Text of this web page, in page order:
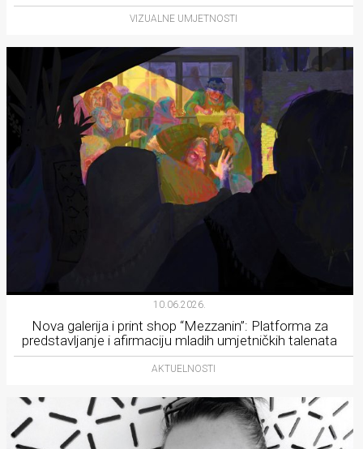
VIZUALNE UMJETNOSTI
10.06.2026.
Nova galerija i print shop “Mezzanin”: Platforma za
predstavljanje i afirmaciju mladih umjetničkih talenata
AKTUELNOSTI